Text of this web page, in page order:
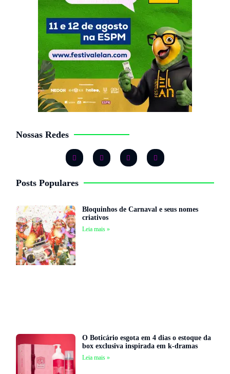
Nossas Redes
Posts Populares
Bloquinhos de Carnaval e seus nomes
criativos
Leia mais »
O Boticário esgota em 4 dias o estoque da
box exclusiva inspirada em k-dramas
Leia mais »